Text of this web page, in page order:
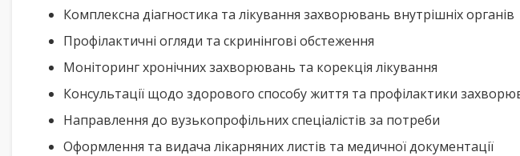
Комплексна діагностика та лікування захворювань внутрішніх органів
Профілактичні огляди та скринінгові обстеження
Моніторинг хронічних захворювань та корекція лікування
Консультації щодо здорового способу життя та профілактики
Направлення до вузькопрофільних спеціалістів за потреби
Оформлення та видача лікарняних листів та медичної документації